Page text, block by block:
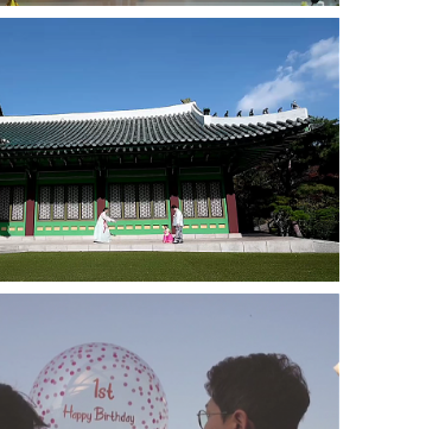
신라호텔 - 인스타1분영상
한강오엔 - 인스타 1분영상